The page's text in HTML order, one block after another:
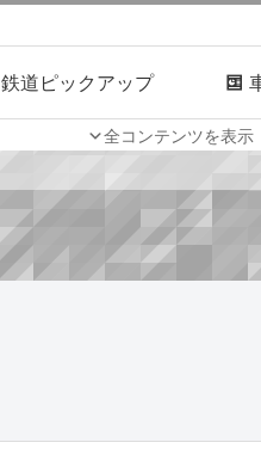
全コンテンツを表示
鉄道ピックアップ
路線探訪